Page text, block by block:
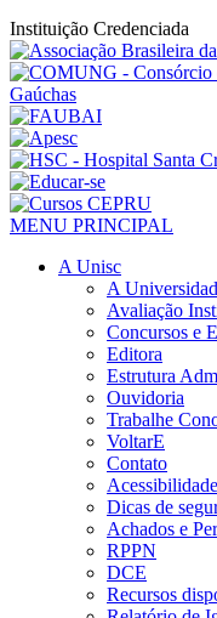
Instituição Credenciada
MENU PRINCIPAL
A Unisc
A
Avaliação
Concursos e
Editora
Estrutura
Ouvidoria
Trabalhe
VoltarE
Contato
Dicas de
Achados e
RPPN
DCE
Recursos